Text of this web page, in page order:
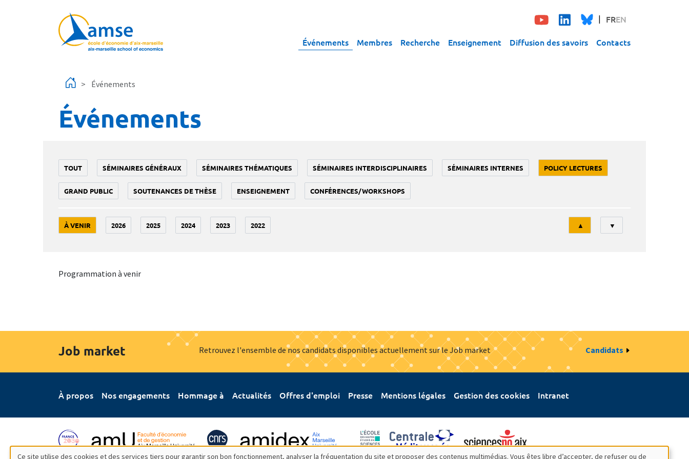
FREN
Événements Membres Recherche Enseignement Diffusion des savoirs Contacts
Événements
Événements
TOUT SÉMINAIRES GÉNÉRAUX SÉMINAIRES THÉMATIQUES SÉMINAIRES INTERDISCIPLINAIRES SÉMINAIRES INTERNES POLICY LECTURES
GRAND PUBLIC SOUTENANCES DE THÈSE ENSEIGNEMENT CONFÉRENCES/WORKSHOPS
À VENIR 2026 2025 2024 2023 2022
Tri
▲ ▼
Programmation à venir
Job market Retrouvez l'ensemble de nos candidats disponibles actuellement sur le Job market Candidats
À propos Nos engagements Hommage à Actualités Offres d'emploi Presse Mentions légales Gestion des cookies Intranet
Ce site utilise des cookies et des services tiers pour garantir son bon fonctionnement, analyser la fréquentation du site et proposer des contenus multimédias. Vous êtes libre d’accepter, de refuser ou de